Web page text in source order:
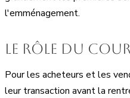
l'emménagement.
Le rôle du
Pour les acheteurs et les
leur transaction avant la